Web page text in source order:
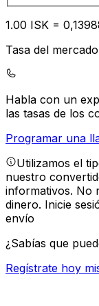
1.00 ISK = 0,
Tasa del
Habla con un
las tasas de los
Programar una
Utilizamos el
nuestro
informativos. No
dinero. Inicie
envío
¿Sabías que
Regístrate hoy